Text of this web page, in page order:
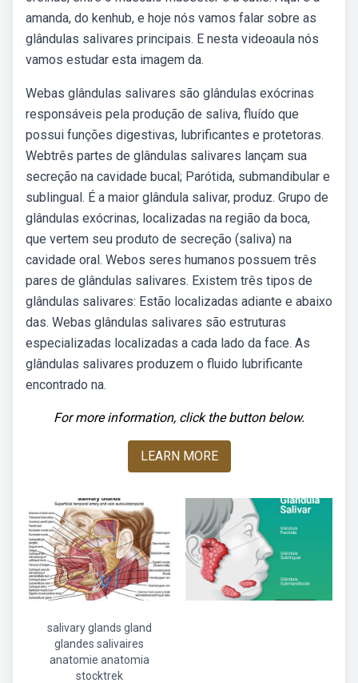
amanda, do kenhub, e hoje nós vamos falar sobre as
glândulas salivares principais. E nesta videoaula nós
vamos estudar esta imagem da.
Webas glândulas salivares são glândulas exócrinas
responsáveis pela produção de saliva, fluído que
possui funções digestivas, lubrificantes e protetoras.
Webtrês partes de glândulas salivares lançam sua
secreção na cavidade bucal; Parótida, submandibular e
sublingual. É a maior glândula salivar, produz. Grupo de
glândulas exócrinas, localizadas na região da boca,
que vertem seu produto de secreção (saliva) na
cavidade oral. Webos seres humanos possuem três
pares de glândulas salivares. Existem três tipos de
glândulas salivares: Estão localizadas adiante e abaixo
das. Webas glândulas salivares são estruturas
especializadas localizadas a cada lado da face. As
glândulas salivares produzem o fluido lubrificante
encontrado na.
For more information, click the button below.
LEARN MORE
salivary glands gland
glandes salivaires
anatomie anatomia
stocktrek